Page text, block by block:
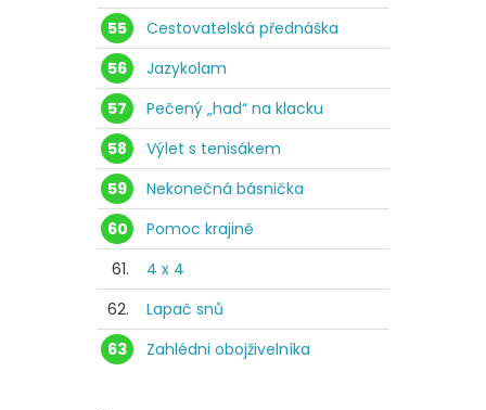
55
Cestovatelská přednáška
56
Jazykolam
57
Pečený „had“ na klacku
58
Výlet s tenisákem
59
Nekonečná básnička
60
Pomoc krajině
61.
4 x 4
62.
Lapač snů
63
Zahlédni obojživelníka